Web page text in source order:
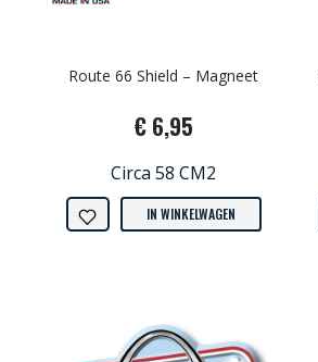
Route 66 Shield – Magneet
€ 6,95
Circa 58 CM2
IN WINKELWAGEN